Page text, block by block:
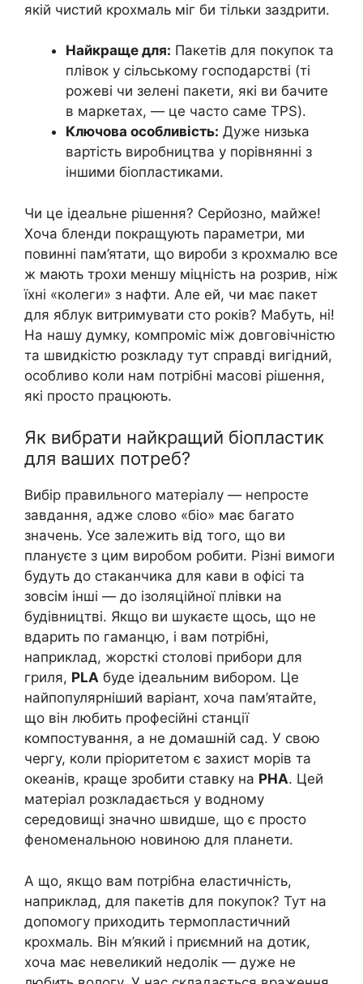
якій чистий крохмаль міг би тільки заздрити.
Найкраще для: Пакетів для покупок та
плівок у сільському господарстві (ті
рожеві чи зелені пакети, які ви бачите
в маркетах, — це часто саме TPS).
Ключова особливість: Дуже низька
вартість виробництва у порівнянні з
іншими біопластиками.
Чи це ідеальне рішення? Серйозно, майже!
Хоча бленди покращують параметри, ми
повинні пам’ятати, що вироби з крохмалю все
ж мають трохи меншу міцність на розрив, ніж
їхні «колеги» з нафти. Але ей, чи має пакет
для яблук витримувати сто років? Мабуть, ні!
На нашу думку, компроміс між довговічністю
та швидкістю розкладу тут справді вигідний,
особливо коли нам потрібні масові рішення,
які просто працюють.
Як вибрати найкращий біопластик
для ваших потреб?
Вибір правильного матеріалу — непросте
завдання, адже слово «біо» має багато
значень. Усе залежить від того, що ви
плануєте з цим виробом робити. Різні вимоги
будуть до стаканчика для кави в офісі та
зовсім інші — до ізоляційної плівки на
будівництві. Якщо ви шукаєте щось, що не
вдарить по гаманцю, і вам потрібні,
наприклад, жорсткі столові прибори для
гриля, PLA буде ідеальним вибором. Це
найпопулярніший варіант, хоча пам’ятайте,
що він любить професійні станції
компостування, а не домашній сад. У свою
чергу, коли пріоритетом є захист морів та
океанів, краще зробити ставку на PHA. Цей
матеріал розкладається у водному
середовищі значно швидше, що є просто
феноменальною новиною для планети.
А що, якщо вам потрібна еластичність,
наприклад, для пакетів для покупок? Тут на
допомогу приходить термопластичний
крохмаль. Він м’який і приємний на дотик,
хоча має невеликий недолік — дуже не